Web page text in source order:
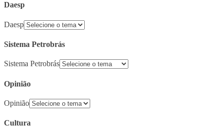
Daesp
Daesp
Sistema Petrobrás
Sistema Petrobrás
Opinião
Opinião
Cultura